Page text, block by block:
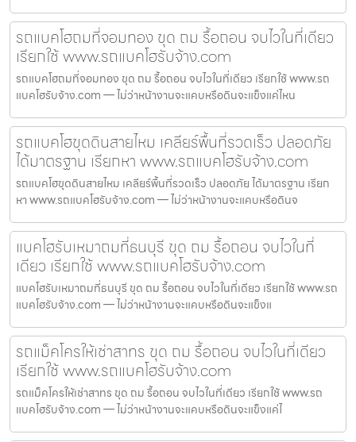
รถแบคโฮถมที่จอมทอง ขุด ถม รื้อถอน จบไวในที่เดียว
เรียกใช้ www.รถแบคโฮรับจ้าง.com
รถแบคโฮถมที่จอมทอง ขุด ถม รื้อถอน จบไวในที่เดียว เรียกใช้ www.รถ
แบคโฮรับจ้าง.com — ไม่ว่าหน้างานจะแคบหรือดินจะแข็งแค่ไหน
รถแบคโฮขุดดินสายไหม เคลียร์พื้นที่รวดเร็ว ปลอดภัย
ได้มาตรฐาน เรียกหา www.รถแบคโฮรับจ้าง.com
รถแบคโฮขุดดินสายไหม เคลียร์พื้นที่รวดเร็ว ปลอดภัย ได้มาตรฐาน เรียก
หา www.รถแบคโฮรับจ้าง.com — ไม่ว่าหน้างานจะแคบหรือดินจ
แบคโฮรับเหมาถมที่ธนบุรี ขุด ถม รื้อถอน จบไวในที่
เดียว เรียกใช้ www.รถแบคโฮรับจ้าง.com
แบคโฮรับเหมาถมที่ธนบุรี ขุด ถม รื้อถอน จบไวในที่เดียว เรียกใช้ www.รถ
แบคโฮรับจ้าง.com — ไม่ว่าหน้างานจะแคบหรือดินจะแข็งแ
รถแม็คโครให้เช่าสาทร ขุด ถม รื้อถอน จบไวในที่เดียว
เรียกใช้ www.รถแบคโฮรับจ้าง.com
รถแม็คโครให้เช่าสาทร ขุด ถม รื้อถอน จบไวในที่เดียว เรียกใช้ www.รถ
แบคโฮรับจ้าง.com — ไม่ว่าหน้างานจะแคบหรือดินจะแข็งแค่ไ